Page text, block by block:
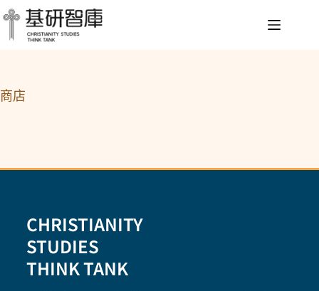
商店
CHRISTIANITY
STUDIES
THINK TANK